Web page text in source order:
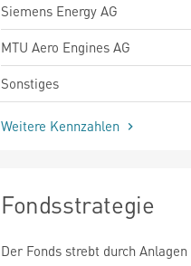
Siemens Energy AG
MTU Aero Engines AG
Sonstiges
Weitere Kennzahlen
Fondsstrategie
Der Fonds strebt durch